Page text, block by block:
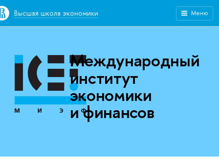
Высшая школа экономики Меню
Международный
институт
экономики
и финансов